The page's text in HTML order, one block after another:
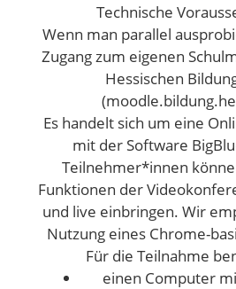
Technische
Wenn man parallel
Zugang zum eigenen
Hessischen
Es handelt sich um eine
mit der Software
Teilnehmer*innen
Funktionen der
und live einbringen. Wir
Nutzung eines Chrome-
Für die Teilnahme
einen Computer